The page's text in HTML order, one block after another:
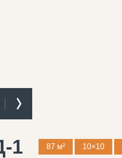
1 87 м² 10×10